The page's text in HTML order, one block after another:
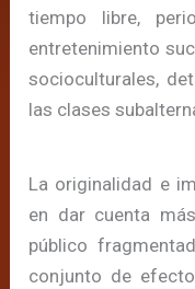
tiempo libre,
entretenimiento
socioculturales,
las clases
La originalidad e
en dar cuenta
público
conjunto de